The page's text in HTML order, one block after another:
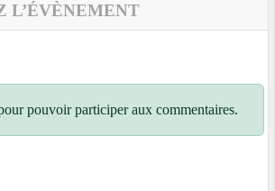
L’ÉVÈNEMENT
pouvoir participer aux commentaires.